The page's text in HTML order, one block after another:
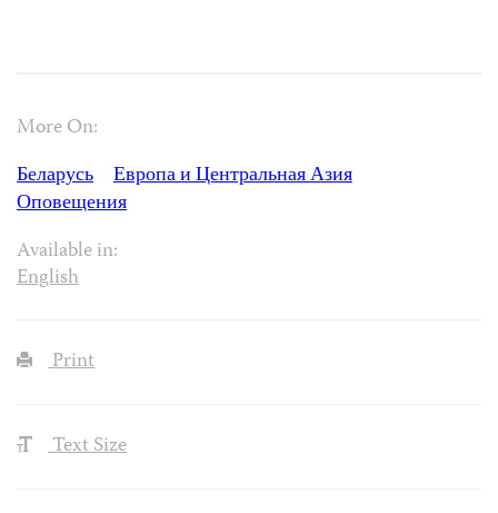
More On:
Беларусь
Европа и Центральная Азия
Оповещения
Available in:
English
Print
Text Size